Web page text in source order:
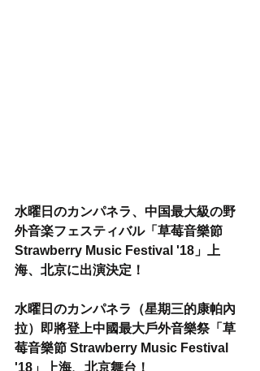
水曜日のカンパネラ、中国最大級の野
外音楽フェスティバル「草莓音樂節
Strawberry Music Festival '18」上
海、北京に出演決定！
水曜日のカンパネラ（星期三的康帕內
拉）即將登上中國最大戶外音樂祭「草
莓音樂節 Strawberry Music Festival
'18」上海、北京舞台！